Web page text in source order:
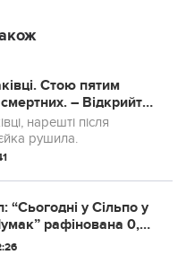
Стою пятим
– Відкрийте
заборонене?
особисті речі..
нарешті після
рушила.
“Сьогодні у Сільпо у
paфiнoвaнa 0,9
49 кoпiйoк.